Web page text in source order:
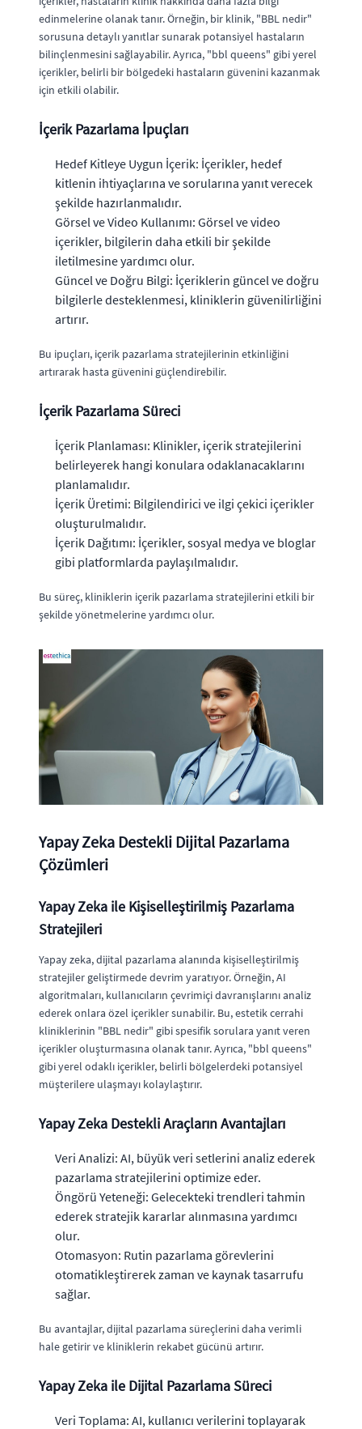
edinmelerine olanak tanır. Örneğin, bir klinik, "BBL nedir"
sorusuna detaylı yanıtlar sunarak potansiyel hastaların
bilinçlenmesini sağlayabilir. Ayrıca, "bbl queens" gibi yerel
içerikler, belirli bir bölgedeki hastaların güvenini kazanmak
için etkili olabilir.
İçerik Pazarlama İpuçları
Hedef Kitleye Uygun İçerik: İçerikler, hedef
kitlenin ihtiyaçlarına ve sorularına yanıt verecek
şekilde hazırlanmalıdır.
Görsel ve Video Kullanımı: Görsel ve video
içerikler, bilgilerin daha etkili bir şekilde
iletilmesine yardımcı olur.
Güncel ve Doğru Bilgi: İçeriklerin güncel ve doğru
bilgilerle desteklenmesi, kliniklerin güvenilirliğini
artırır.
Bu ipuçları, içerik pazarlama stratejilerinin etkinliğini
artırarak hasta güvenini güçlendirebilir.
İçerik Pazarlama Süreci
İçerik Planlaması: Klinikler, içerik stratejilerini
belirleyerek hangi konulara odaklanacaklarını
planlamalıdır.
İçerik Üretimi: Bilgilendirici ve ilgi çekici içerikler
oluşturulmalıdır.
İçerik Dağıtımı: İçerikler, sosyal medya ve bloglar
gibi platformlarda paylaşılmalıdır.
Bu süreç, kliniklerin içerik pazarlama stratejilerini etkili bir
şekilde yönetmelerine yardımcı olur.
Yapay Zeka Destekli Dijital Pazarlama
Çözümleri
Yapay Zeka ile Kişiselleştirilmiş Pazarlama
Stratejileri
Yapay zeka, dijital pazarlama alanında kişiselleştirilmiş
stratejiler geliştirmede devrim yaratıyor. Örneğin, AI
algoritmaları, kullanıcıların çevrimiçi davranışlarını analiz
ederek onlara özel içerikler sunabilir. Bu, estetik cerrahi
kliniklerinin "BBL nedir" gibi spesifik sorulara yanıt veren
içerikler oluşturmasına olanak tanır. Ayrıca, "bbl queens"
gibi yerel odaklı içerikler, belirli bölgelerdeki potansiyel
müşterilere ulaşmayı kolaylaştırır.
Yapay Zeka Destekli Araçların Avantajları
Veri Analizi: AI, büyük veri setlerini analiz ederek
pazarlama stratejilerini optimize eder.
Öngörü Yeteneği: Gelecekteki trendleri tahmin
ederek stratejik kararlar alınmasına yardımcı
olur.
Otomasyon: Rutin pazarlama görevlerini
otomatikleştirerek zaman ve kaynak tasarrufu
sağlar.
Bu avantajlar, dijital pazarlama süreçlerini daha verimli
hale getirir ve kliniklerin rekabet gücünü artırır.
Yapay Zeka ile Dijital Pazarlama Süreci
Veri Toplama: AI, kullanıcı verilerini toplayarak